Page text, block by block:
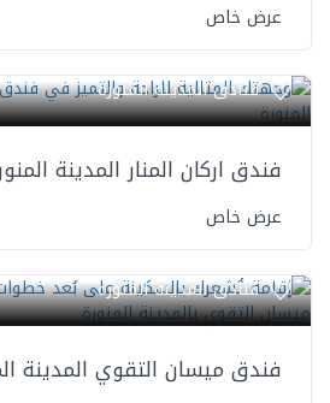
عرض خاص
فنادق المدينة المنورة
فندق اركان المنار المدينة
عرض خاص
فنادق المدينة المنورة
فندق ميسان التقوي المدينة